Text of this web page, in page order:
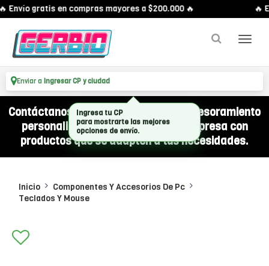
Envío gratis en compras mayores a $200.000 🔥 🔥
Enviar a Ingresar CP y ciudad
Contáctanos por WhatsApp y recibí asesoramiento
personalizado para equipar a tu empresa con
productos que se adapten a tus necesidades.
Inicio
Componentes Y Accesorios De Pc
Teclados Y Mouse
Ingresa tu CP
para mostrarte las mejores
opciones de envío.